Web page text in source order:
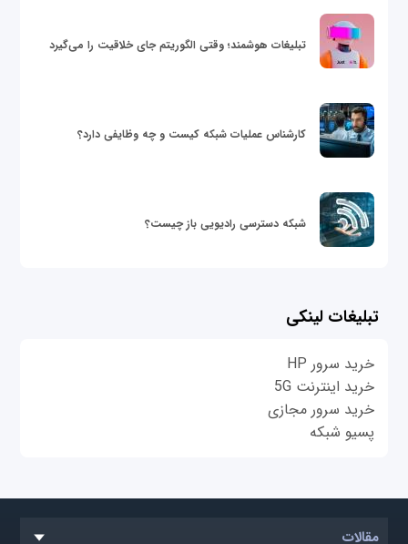
تبلیغات هوشمند؛ وقتی الگوریتم جای خلاقیت را می‌گیرد
کارشناس عملیات شبکه کیست و چه وظایفی دارد؟
شبکه دسترسی رادیویی باز چیست؟
تبلیغات لینکی
خرید سرور HP
خرید اینترنت 5G
خرید سرور مجازی
پسیو شبکه
مقالات